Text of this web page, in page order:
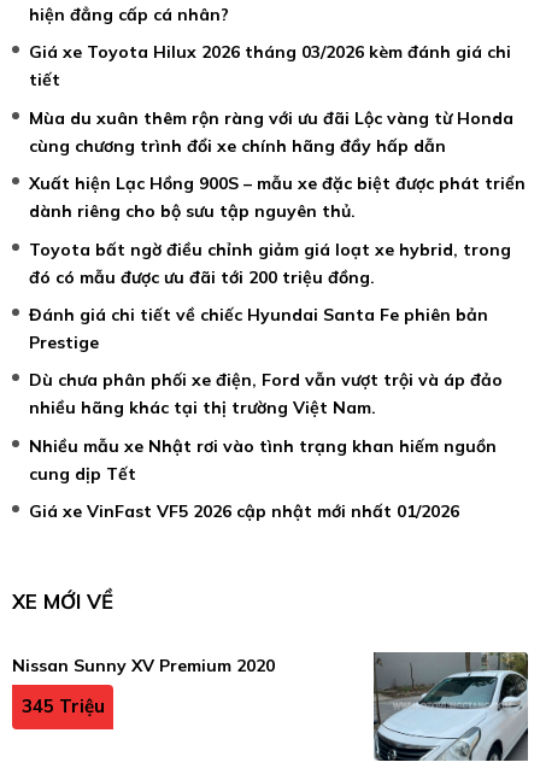
hiện đẳng cấp cá nhân?
Giá xe Toyota Hilux 2026 tháng 03/2026 kèm đánh giá chi
tiết
Mùa du xuân thêm rộn ràng với ưu đãi Lộc vàng từ Honda
cùng chương trình đổi xe chính hãng đầy hấp dẫn
Xuất hiện Lạc Hồng 900S – mẫu xe đặc biệt được phát triển
dành riêng cho bộ sưu tập nguyên thủ.
Toyota bất ngờ điều chỉnh giảm giá loạt xe hybrid, trong
đó có mẫu được ưu đãi tới 200 triệu đồng.
Đánh giá chi tiết về chiếc Hyundai Santa Fe phiên bản
Prestige
Dù chưa phân phối xe điện, Ford vẫn vượt trội và áp đảo
nhiều hãng khác tại thị trường Việt Nam.
Nhiều mẫu xe Nhật rơi vào tình trạng khan hiếm nguồn
cung dịp Tết
Giá xe VinFast VF5 2026 cập nhật mới nhất 01/2026
XE MỚI VỀ
Nissan Sunny XV Premium 2020
345 Triệu